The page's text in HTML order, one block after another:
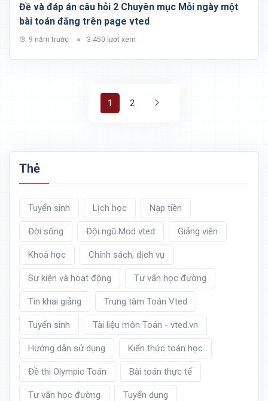
Đề và đáp án câu hỏi 2 Chuyên mục Mỗi ngày một
bài toán đăng trên page vted
9 năm trước 3.450 lượt xem
1 2
Thẻ
Tuyển sinh Lịch học Nạp tiền
Đời sống Đội ngũ Mod vted Giảng viên
Khoá học Chính sách, dịch vụ
Sự kiện và hoạt động Tư vấn học đường
Tin khai giảng Trung tâm Toán Vted
Tuyển sinh Tài liệu môn Toán - vted.vn
Hướng dẫn sử dụng Kiến thức toán học
Đề thi Olympic Toán Bài toán thực tế
Tư vấn học đường Tuyển dụng